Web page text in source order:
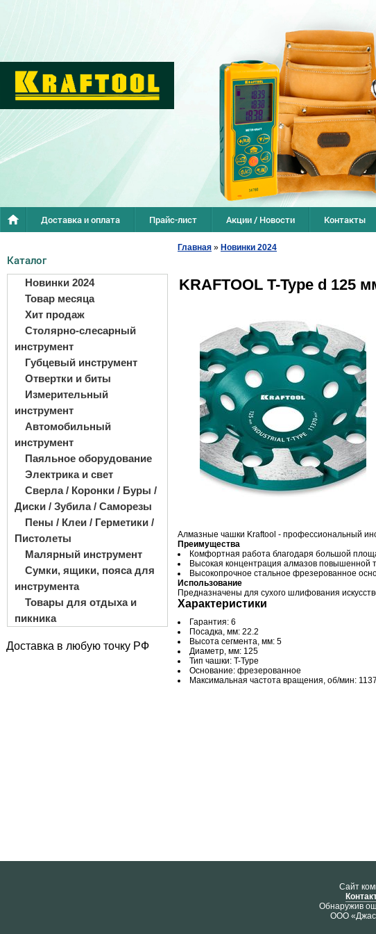
Доставка и оплата Прайс-лист Акции / Новости Контакты
Каталог
Новинки 2024
Товар месяца
Хит продаж
Столярно-слесарный
инструмент
Губцевый инструмент
Отвертки и биты
Измерительный
инструмент
Автомобильный
инструмент
Паяльное оборудование
Электрика и свет
Сверла / Коронки / Буры /
Диски / Зубила / Саморезы
Пены / Клеи / Герметики /
Пистолеты
Малярный инструмент
Сумки, ящики, пояса для
инструмента
Товары для отдыха и
пикника
Доставка в любую точку РФ
Главная » Новинки 2024
KRAFTOOL T-Type d 125
Алмазные чашки Kraftool - профессиональный
Преимущества
Комфортная работа благодаря большой
Высокая концентрация алмазов повышенной
Высокопрочное стальное фрезерованное
Использование
Предназначены для сухого шлифования
Характеристики
Гарантия: 6
Посадка, мм: 22.2
Высота сегмента, мм: 5
Диаметр, мм: 125
Тип чашки: T-Type
Основание: фрезерованное
Максимальная частота вращения, об/мин:
Cайт
Обнаружив
ООО